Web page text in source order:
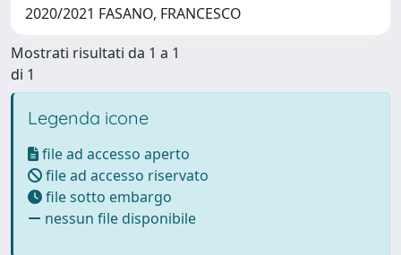
2020/2021 FASANO, FRANCESCO
Mostrati risultati da 1 a 1
di 1
Legenda icone
file ad accesso aperto
file ad accesso riservato
file sotto embargo
nessun file disponibile